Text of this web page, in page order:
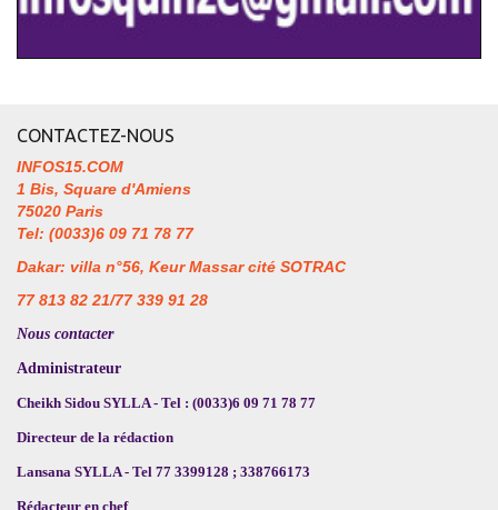
CONTACTEZ-NOUS
INFOS15.COM
1 Bis, Square d'Amiens
75020 Paris
Tel: (0033)6 09 71 78 77
Dakar: villa n°56, Keur Massar cité SOTRAC
77 813 82 21/77 339 91 28
Nous contacter
Administrateur
Cheikh Sidou SYLLA - Tel : (0033)6 09 71 78 77
Directeur de la rédaction
Lansana SYLLA - Tel 77 3399128 ; 338766173
Rédacteur en chef